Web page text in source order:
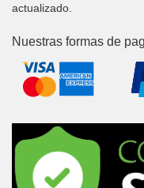
actualizado.
Nuestras formas de